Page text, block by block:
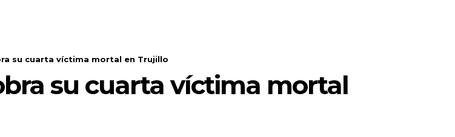
su cuarta víctima mortal en Trujillo
su cuarta víctima mortal